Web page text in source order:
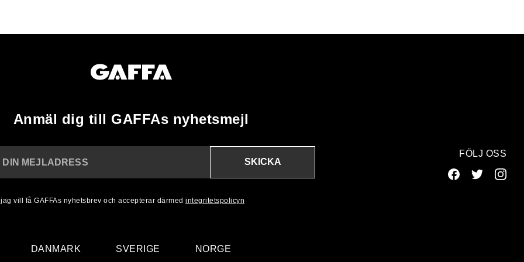
Anmäl dig till GAFFAs nyhetsmejl
DIN MEJLADRESS SKICKA
vill få GAFFAs nyhetsbrev och accepterar därmed integritetspolicyn
FÖLJ OSS
DANMARK SVERIGE NORGE